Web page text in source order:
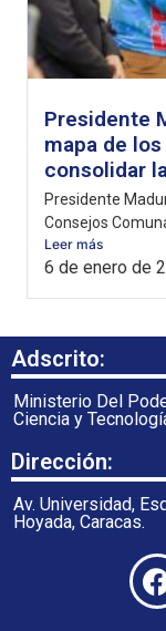
Presidente
mapa de
consolidar
Presidente
Consejos
Leer más
6 de enero de
Adscrito:
Ministerio Del
Ciencia y
Dirección:
Av. Universidad,
Hoyada, Caracas.